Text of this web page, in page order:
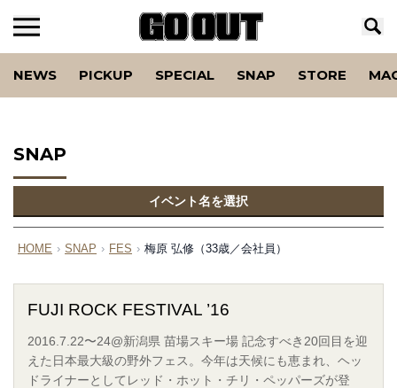
NEWS PICKUP SPECIAL SNAP STORE
SNAP
イベント名を選択
HOME › SNAP › FES › 梅原 弘修（33歳／会社員）
FUJI ROCK FESTIVAL ’16
2016.7.22〜24@新潟県 苗場スキー場 記念すべき20回目を迎
えた日本最大級の野外フェス。今年は天候にも恵まれ、ヘッ
ドライナーとしてレッド・ホット・チリ・ペッパーズが登